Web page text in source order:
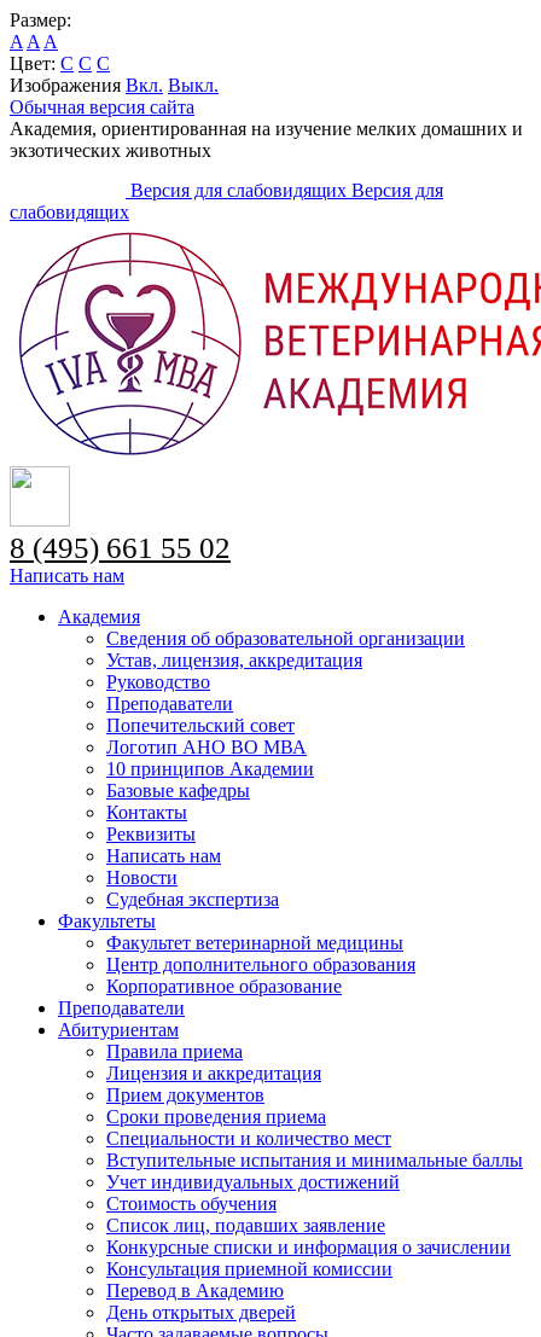
Размер:
A A A
Цвет: C C C
Изображения Вкл. Выкл.
Обычная версия сайта
Академия, ориентированная на изучение мелких домашних и
экзотических животных
Версия для слабовидящих Версия для
слабовидящих
8 (495) 661 55 02
Написать нам
Академия
Сведения об образовательной организации
Устав, лицензия, аккредитация
Руководство
Преподаватели
Попечительский совет
Логотип АНО ВО МВА
10 принципов Академии
Базовые кафедры
Контакты
Реквизиты
Написать нам
Новости
Судебная экспертиза
Факультеты
Факультет ветеринарной медицины
Центр дополнительного образования
Корпоративное образование
Преподаватели
Абитуриентам
Правила приема
Лицензия и аккредитация
Прием документов
Сроки проведения приема
Специальности и количество мест
Вступительные испытания и минимальные баллы
Учет индивидуальных достижений
Стоимость обучения
Список лиц, подавших заявление
Конкурсные списки и информация о зачислении
Консультация приемной комиссии
Перевод в Академию
День открытых дверей